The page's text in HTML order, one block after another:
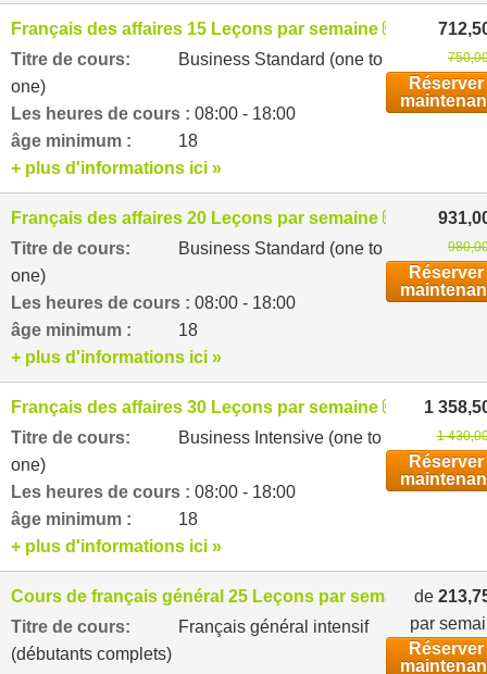
Français des affaires 15 Leçons par semaine
Titre de cours:
Business Standard (one to
one)
Les heures de cours : 08:00 - 18:00
âge minimum :
18
Réserver
+ plus d'informations ici »
Français des affaires 20 Leçons par semaine
Titre de cours:
Business Standard (one to
one)
Les heures de cours : 08:00 - 18:00
âge minimum :
18
Réserver
+ plus d'informations ici »
Français des affaires 30 Leçons par semaine
Titre de cours:
Business Intensive (one to
one)
Les heures de cours : 08:00 - 18:00
âge minimum :
18
1
1
Réserver
+ plus d'informations ici »
Cours de français général 25 Leçons par semaine
Titre de cours:
Français général intensif
(débutants complets)
de
par
Réserver